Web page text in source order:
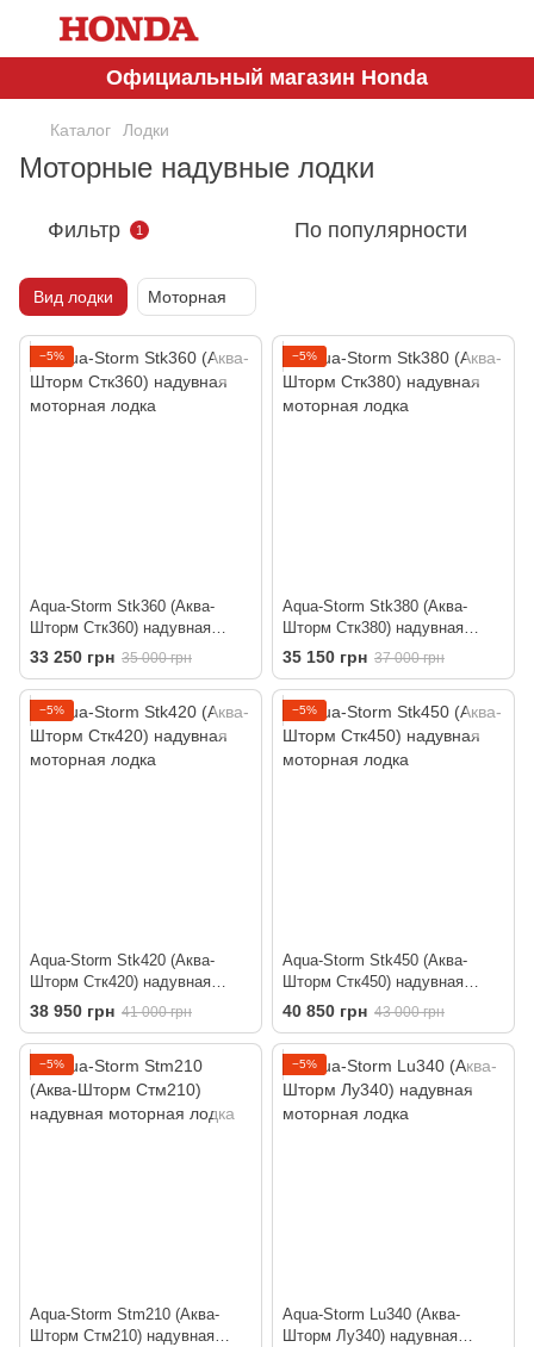
Официальный магазин Honda
Каталог Лодки
Моторные надувные лодки
Фильтр 1 По популярности
Вид лодки Моторная
−5%
Aqua-Storm Stk360 (Аква-
Шторм Стк360) надувная
моторная лодка
33 250 грн 35 000 грн
−5%
Aqua-Storm Stk380 (Аква-
Шторм Стк380) надувная
моторная лодка
35 150 грн 37 000 грн
−5%
Aqua-Storm Stk420 (Аква-
Шторм Стк420) надувная
моторная лодка
38 950 грн 41 000 грн
−5%
Aqua-Storm Stk450 (Аква-
Шторм Стк450) надувная
моторная лодка
40 850 грн 43 000 грн
−5%
Aqua-Storm Stm210 (Аква-
Шторм Стм210) надувная
−5%
Aqua-Storm Lu340 (Аква-
Шторм Лу340) надувная